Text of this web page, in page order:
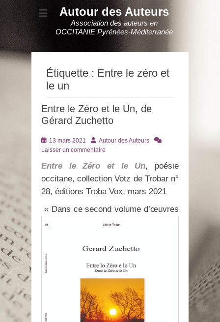
Autour des Auteurs
Association des auteurs en
OCCITANIE Pyrénées-Méditerranée
Étiquette : Entre le zéro et
le un
Entre le Zéro et le Un, de
Gérard Zuchetto
Posté
le
13 mars 2021 AuteurAutour des Auteurs
Laisser un commentaire
Entre le Zéro et le Un, poésie
occitane, collection Votz de Trobar n°
28, éditions Troba Vox, mars 2021
« Dans ce second volume d’œuvres